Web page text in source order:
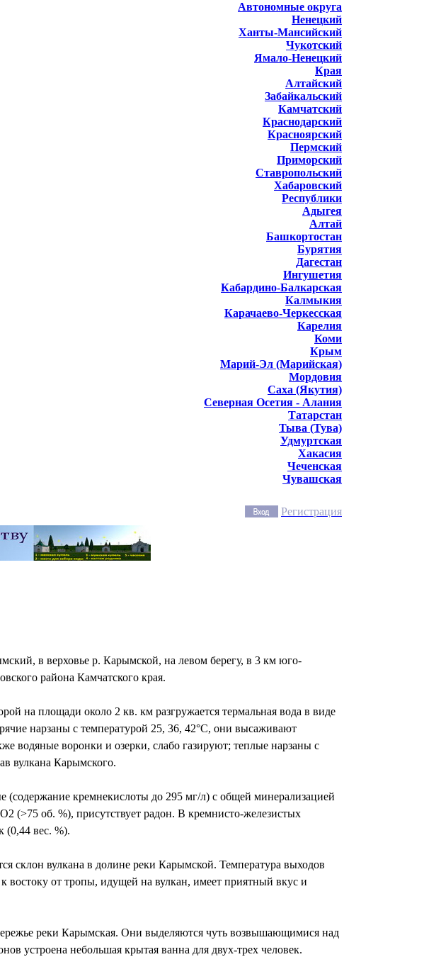
Автономные округа
Ненецкий
Ханты-Мансийский
Чукотский
Ямало-Ненецкий
Края
Алтайский
Забайкальский
Камчатский
Краснодарский
Красноярский
Пермский
Приморский
Ставропольский
Хабаровский
Республики
Адыгея
Алтай
Башкортостан
Бурятия
Дагестан
Ингушетия
Кабардино-Балкарская
Калмыкия
Карачаево-Черкесская
Карелия
Коми
Крым
Марий-Эл (Марийская)
Мордовия
Саха (Якутия)
Северная Осетия - Алания
Татарстан
Тыва (Тува)
Удмуртская
Хакасия
Чеченская
Чувашская
Регистрация
в верховье р. Карымской, на левом берегу, в 3 км юго-
района Камчатского края.
на площади около 2 кв. км разгружается термальная вода в виде
нарзаны с температурой 25, 36, 42°С, они высаживают
водяные воронки и озерки, слабо газируют; теплые нарзаны с
вулкана Карымского.
кремнекислоты до 295 мг/л) с общей минерализацией
(>75 об. %), присутствует радон. В кремнисто-железистых
(0,44 вес. %).
склон вулкана в долине реки Карымской. Температура выходов
востоку от тропы, идущей на вулкан, имеет приятный вкус и
реки Карымская. Они выделяются чуть возвышающимися над
устроена небольшая крытая ванна для двух-трех человек.